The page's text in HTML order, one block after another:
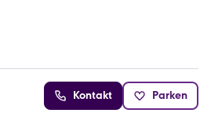
Kontakt Parken